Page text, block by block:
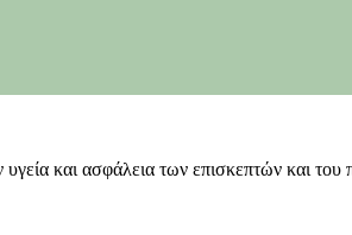
και ασφάλεια των επισκεπτών και